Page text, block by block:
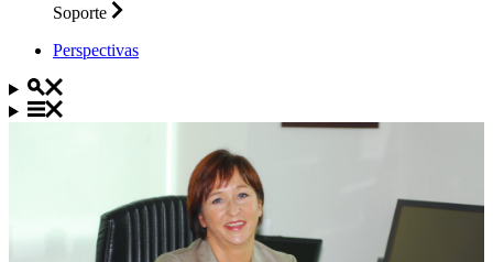
Soporte
Perspectivas